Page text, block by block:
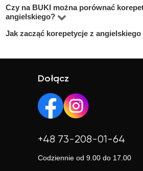
brakuje praktyki.
Początkujący mogą ćwiczyć
codzienne pytania i powtarzalne
Najczęściej wymowę, płynność,
rozmowie i poprawianie błędów
wypowiedzi. Tematy powinny być
Czy na BUKI można porównać
angielskiego?
Tak. Profile pokazują cenę,
Jak zacząć korepetycje z
ćwiczeń.Dołącz
+48 73-208-01-64
Codziennie od 9.00 do 17.00